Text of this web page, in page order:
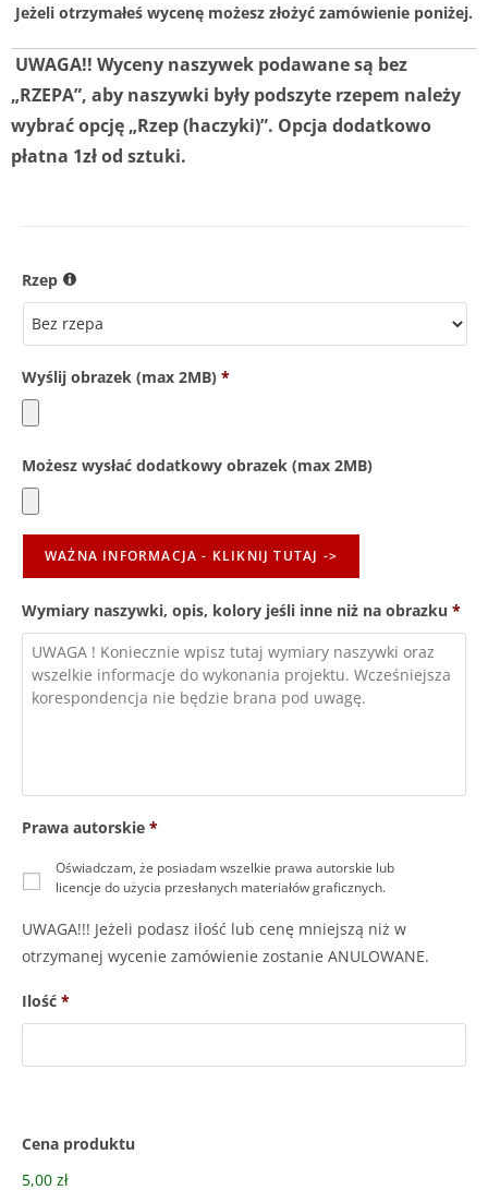
Jeżeli otrzymałeś wycenę możesz złożyć zamówienie poniżej.
UWAGA!! Wyceny naszywek podawane są bez
„RZEPA”, aby naszywki były podszyte rzepem należy
wybrać opcję „Rzep (haczyki)”. Opcja dodatkowo
płatna 1zł od sztuki.
Rzep
Wyślij obrazek (max 2MB) *
Możesz wysłać dodatkowy obrazek (max 2MB)
WAŻNA INFORMACJA - KLIKNIJ TUTAJ ->
Wymiary naszywki, opis, kolory jeśli inne niż na obrazku *
Prawa autorskie *
Oświadczam, że posiadam wszelkie prawa autorskie lub
licencje do użycia przesłanych materiałów graficznych.
UWAGA!!! Jeżeli podasz ilość lub cenę mniejszą niż w
otrzymanej wycenie zamówienie zostanie ANULOWANE.
Ilość *
Cena produktu
5,00 zł